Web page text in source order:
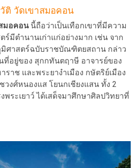
ติ วัดเขาสมอคอน
มอคอนนี้ถือว่าเป็นเทือกเขาที่มีความ
มีตำนานเก่าแก่อย่างมาก เช่น จาก
ศาสตร์ฉบับราชบัณฑิตยสถาน กล่าว
ที่อยู่ของ สุกกทันตฤาษี อาจารย์ของ
ราช และพระยางำเมือง กษัตริย์เมือง
วงศ์หนองแส โยนกเชียงแสน ทั้ง 2
พระเยาว์ ได้เสด็จมาศึกษาศิลปวิทยาที่